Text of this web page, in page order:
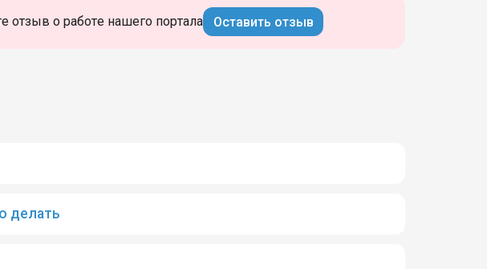
отзыв о работе нашего портала Оставить отзыв
делать